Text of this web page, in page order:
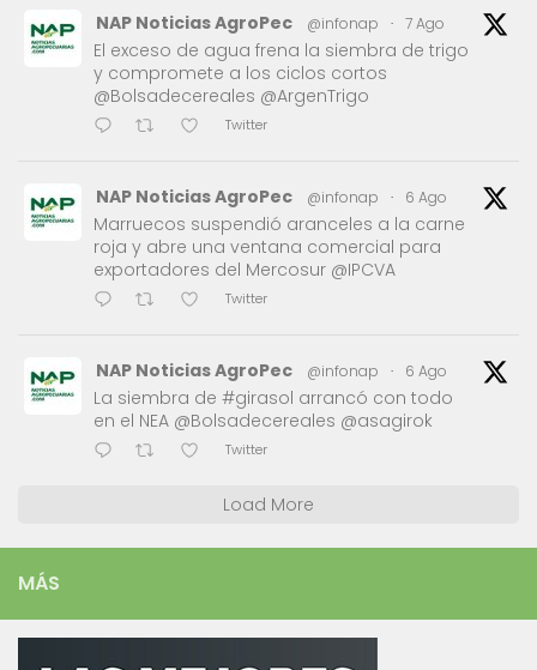
NAP Noticias AgroPec @infonap · 7 Ago
El exceso de agua frena la siembra de trigo
y compromete a los ciclos cortos
@Bolsadecereales @ArgenTrigo
Twitter
NAP Noticias AgroPec @infonap · 6 Ago
Marruecos suspendió aranceles a la carne
roja y abre una ventana comercial para
exportadores del Mercosur @IPCVA
Twitter
NAP Noticias AgroPec @infonap · 6 Ago
La siembra de #girasol arrancó con todo
en el NEA @Bolsadecereales @asagirok
Twitter
Load More
MÁS